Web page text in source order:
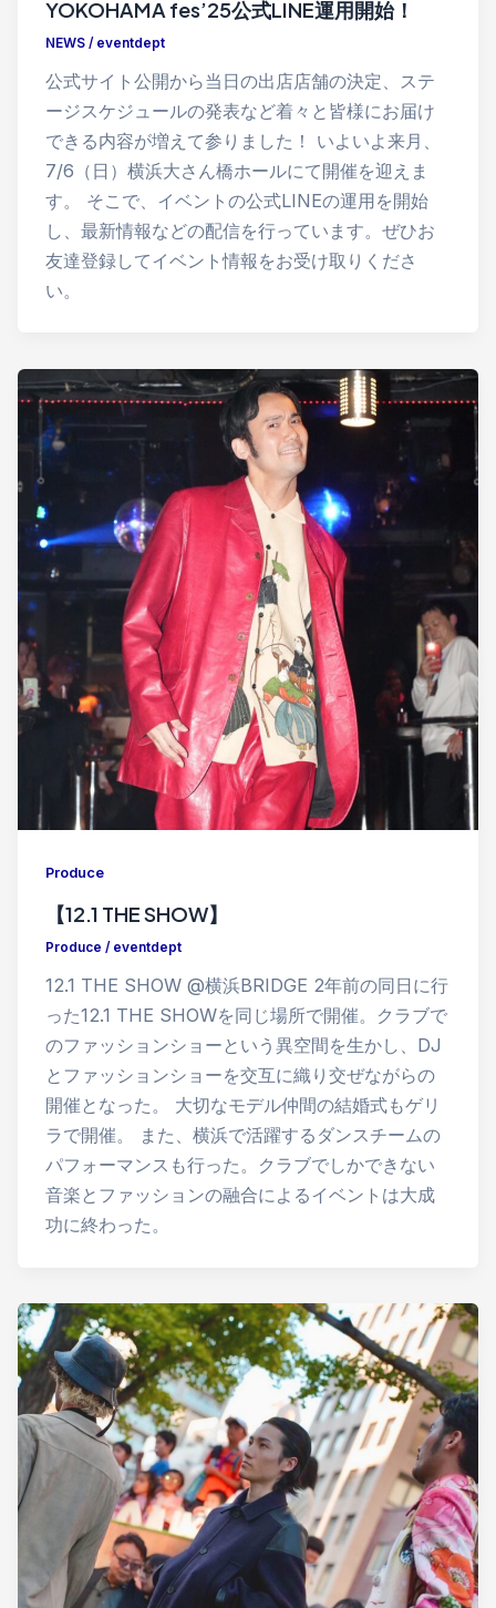
YOKOHAMA fes’25公式LINE運用開始！
NEWS / eventdept
公式サイト公開から当日の出店店舗の決定、ステ
ージスケジュールの発表など着々と皆様にお届け
できる内容が増えて参りました！ いよいよ来月、
7/6（日）横浜大さん橋ホールにて開催を迎えま
す。 そこで、イベントの公式LINEの運用を開始
し、最新情報などの配信を行っています。ぜひお
友達登録してイベント情報をお受け取りくださ
い。
Produce
【12.1 THE SHOW】
Produce / eventdept
12.1 THE SHOW @横浜BRIDGE 2年前の同日に行
った12.1 THE SHOWを同じ場所で開催。クラブで
のファッションショーという異空間を生かし、DJ
とファッションショーを交互に織り交ぜながらの
開催となった。 大切なモデル仲間の結婚式もゲリ
ラで開催。 また、横浜で活躍するダンスチームの
パフォーマンスも行った。クラブでしかできない
音楽とファッションの融合によるイベントは大成
功に終わった。